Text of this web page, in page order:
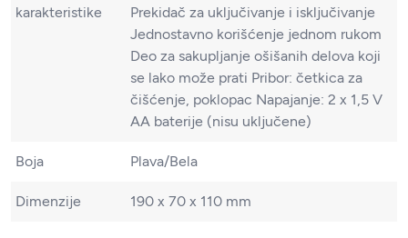
karakteristike
Prekidač za uključivanje i isključivanje
Jednostavno korišćenje jednom rukom
Deo za sakupljanje ošišanih delova koji
se lako može prati Pribor: četkica za
čišćenje, poklopac Napajanje: 2 x 1,5 V
AA baterije (nisu uključene)
Boja Plava/Bela
Dimenzije 190 x 70 x 110 mm